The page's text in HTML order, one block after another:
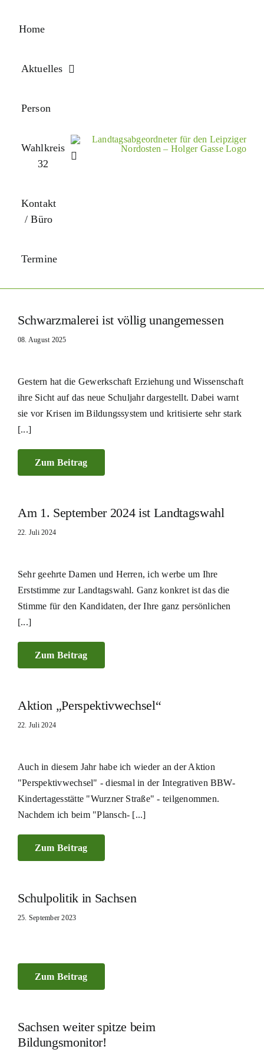
InhaltHome
Aktuelles
Person
Wahlkreis
32
Kontakt
/ Büro
Termine
Schwarzmalerei ist völlig unangemessen
08. August 2025
Gestern hat die Gewerkschaft Erziehung und Wissenschaft
ihre Sicht auf das neue Schuljahr dargestellt. Dabei warnt
sie vor Krisen im Bildungssystem und kritisierte sehr stark
[...]
Zum Beitrag
Am 1. September 2024 ist Landtagswahl
22. Juli 2024
Sehr geehrte Damen und Herren, ich werbe um Ihre
Erststimme zur Landtagswahl. Ganz konkret ist das die
Stimme für den Kandidaten, der Ihre ganz persönlichen
[...]
Zum Beitrag
Aktion „Perspektivwechsel“
22. Juli 2024
Auch in diesem Jahr habe ich wieder an der Aktion
"Perspektivwechsel" - diesmal in der Integrativen BBW-
Kindertagesstätte "Wurzner Straße" - teilgenommen.
Nachdem ich beim "Plansch- [...]
Zum Beitrag
Schulpolitik in Sachsen
25. September 2023
Zum Beitrag
Sachsen weiter spitze beim
Bildungsmonitor!